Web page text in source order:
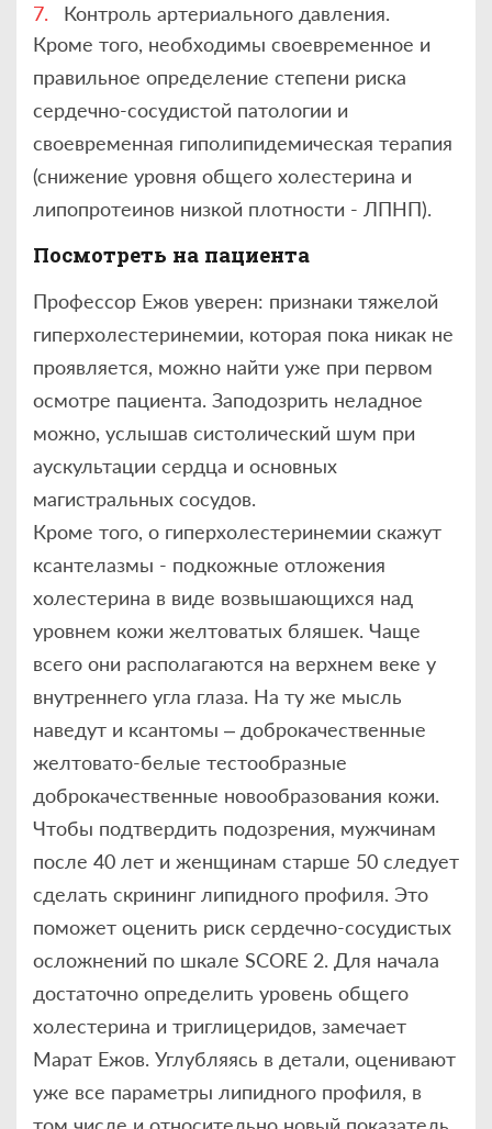
Контроль артериального давления.
Кроме того, необходимы своевременное и
правильное определение степени риска
сердечно-сосудистой патологии и
своевременная гиполипидемическая терапия
(снижение уровня общего холестерина и
липопротеинов низкой плотности - ЛПНП).
Посмотреть на пациента
Профессор Ежов уверен: признаки тяжелой
гиперхолестеринемии, которая пока никак не
проявляется, можно найти уже при первом
осмотре пациента. Заподозрить неладное
можно, услышав систолический шум при
аускультации сердца и основных
магистральных сосудов.
Кроме того, о гиперхолестеринемии скажут
ксантелазмы - подкожные отложения
холестерина в виде возвышающихся над
уровнем кожи желтоватых бляшек. Чаще
всего они располагаются на верхнем веке у
внутреннего угла глаза. На ту же мысль
наведут и ксантомы – доброкачественные
желтовато-белые тестообразные
доброкачественные новообразования кожи.
Чтобы подтвердить подозрения, мужчинам
после 40 лет и женщинам старше 50 следует
сделать скрининг липидного профиля. Это
поможет оценить риск сердечно-сосудистых
осложнений по шкале SCORE 2. Для начала
достаточно определить уровень общего
холестерина и триглицеридов, замечает
Марат Ежов. Углубляясь в детали, оценивают
уже все параметры липидного профиля, в